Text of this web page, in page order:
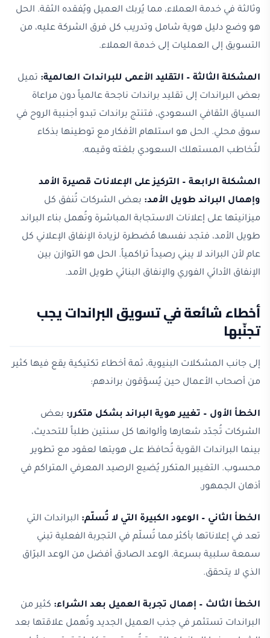
وثالثة في خدمة العملاء، مما يُربك العميل ويُفقده الثقة. الحل
هو وضع دليل هوية شامل وتدريب كل فرق الشركة عليه، من
التسويق إلى العمليات إلى خدمة العملاء.
المشكلة الثالثة – التقليد الأعمى للبراندات العالمية: تميل
بعض البراندات إلى تقليد براندات ناجحة عالمياً دون مراعاة
السياق الثقافي السعودي، فتنتج براندات تبدو أجنبية الروح في
سوق محلي. الحل هو استلهام الأفكار مع توطينها بذكاء
لتُخاطب المستهلك السعودي بلغته وقيمه.
المشكلة الرابعة – التركيز على الإعلانات قصيرة الأمد
وإهمال البراند طويل الأمد: بعض الشركات تُنفق كل
ميزانيتها على إعلانات الاستجابة المباشرة وتُهمل بناء البراند
طويل الأمد، فتجد نفسها مُضطرة لزيادة الإنفاق الإعلاني كل
عام لأن البراند لا يبني رصيداً تراكمياً. الحل هو التوازن بين
الإنفاق الأدائي الفوري والإنفاق البنائي طويل الأمد.
أخطاء شائعة في تسويق البراندات يجب
تجنّبها
إلى جانب المشكلات البنيوية، ثمة أخطاء تكتيكية يقع فيها كثير
من أصحاب الأعمال حين يُسوّقون براندهم:
الخطأ الأول – تغيير هوية البراند بشكل متكرر: بعض
الشركات تُجدّد شعارها وألوانها كل سنتين طلباً للتحديث،
بينما البراندات القوية تُحافظ على هويتها لعقود مع تطوير
محسوب. التغيير المتكرر يُضيع الرصيد المعرفي المتراكم في
أذهان الجمهور.
الخطأ الثاني – الوعود الكبيرة التي لا تُسلّم: البراندات التي
تعد في إعلاناتها بأكثر مما تُسلّم في التجربة الفعلية تبني
سمعة سلبية بسرعة. الوعد الصادق أفضل من الوعد البرّاق
الذي لا يتحقق.
الخطأ الثالث – إهمال تجربة العميل بعد الشراء: كثير من
البراندات تستثمر في جذب العميل الجديد وتُهمل علاقتها بعد